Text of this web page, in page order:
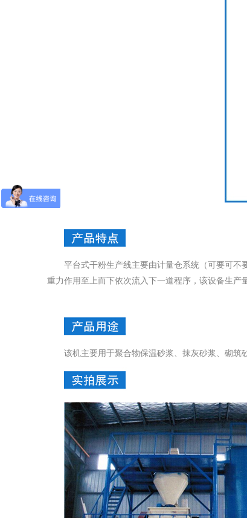
平台式干粉生产线主要由计量仓系统（可要可
重力作用至上而下依次流入下一道程序，该设备生
该机主要用于聚合物保温砂浆、抹灰砂浆、砌